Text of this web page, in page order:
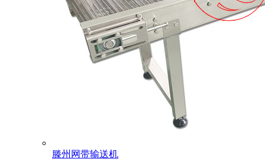
滕州网带输送机